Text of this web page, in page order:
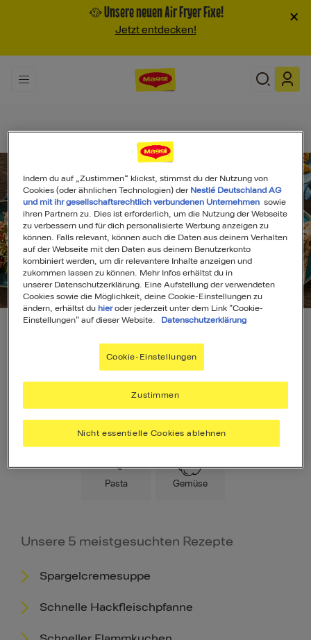
🥘 Unsere neuen Air Fryer Fixe!
Jetzt entdecken!
×
Search
Hauptspeise Fleisch Low Carb
Pasta Gemüse
Unsere 5 meistgesuchten Rezepte
Spargelcremesuppe
Schnelle Hackfleischpfanne
Indem du auf „Zustimmen“ klickst, stimmst du der Nutzung von
Cookies (oder ähnlichen Technologien) der Nestlé Deutschland AG
und mit ihr gesellschaftsrechtlich verbundenen Unternehmen sowie
ihren Partnern zu. Dies ist erforderlich, um die Nutzung der Webseite
zu verbessern und für dich personalisierte Werbung anzeigen zu
können. Falls relevant, können auch die Daten aus deinem Verhalten
auf der Webseite mit den Daten aus deinem Benutzerkonto
kombiniert werden, um dir relevantere Inhalte anzeigen und
zukommen lassen zu können. Mehr Infos erhältst du in
unserer Datenschutzerklärung. Eine Aufstellung der verwendeten
Cookies sowie die Möglichkeit, deine Cookie-Einstellungen zu
ändern, erhältst duhieroder jederzeit unter dem Link "Cookie-
Einstellungen" auf dieser Website.
Datenschutzerklärung
Cookie-Einstellungen
Nicht essentielle Cookies ablehnen
Zustimmen